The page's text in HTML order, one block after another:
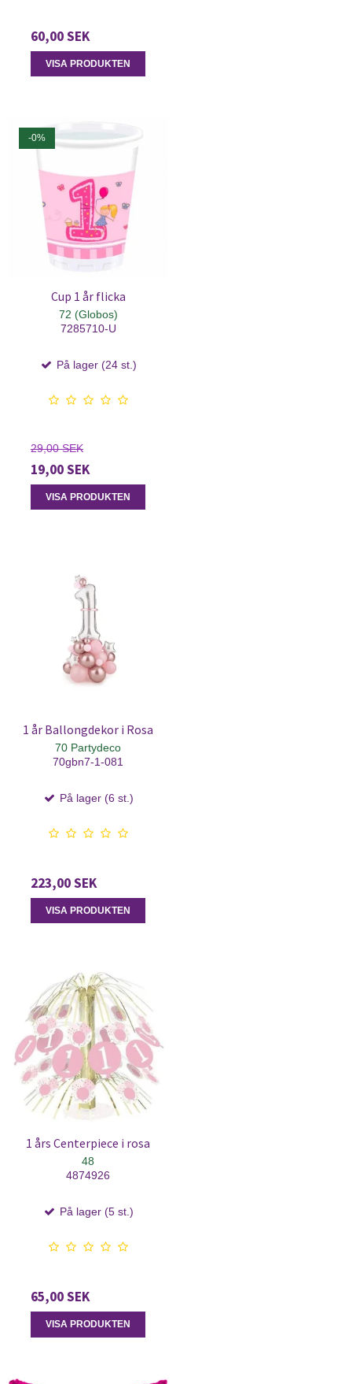
60,00 SEK
VISA PRODUKTEN
-0%
Cup 1 år flicka
72 (Globos)
7285710-U
På lager (24 st.)
29,00 SEK
19,00 SEK
VISA PRODUKTEN
1 år Ballongdekor i Rosa
70 Partydeco
70gbn7-1-081
På lager (6 st.)
223,00 SEK
VISA PRODUKTEN
1 års Centerpiece i rosa
48
4874926
På lager (5 st.)
65,00 SEK
VISA PRODUKTEN